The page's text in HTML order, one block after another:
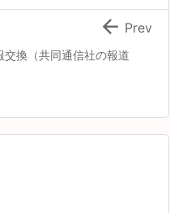
交換（共同通信社の報道
 Prev